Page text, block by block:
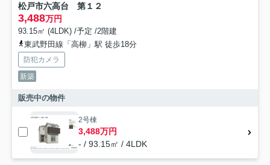
松戸市六高台 第１２
3,488万円
93.15㎡ (4LDK) /予定 /2階建
東武野田線「高柳」駅 徒歩18分
防犯カメラ
新築
販売中の物件
2号棟
3,488万円
- / 93.15㎡ / 4LDK